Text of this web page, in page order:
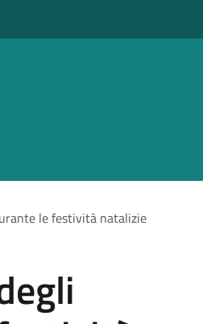
le festività natalizie